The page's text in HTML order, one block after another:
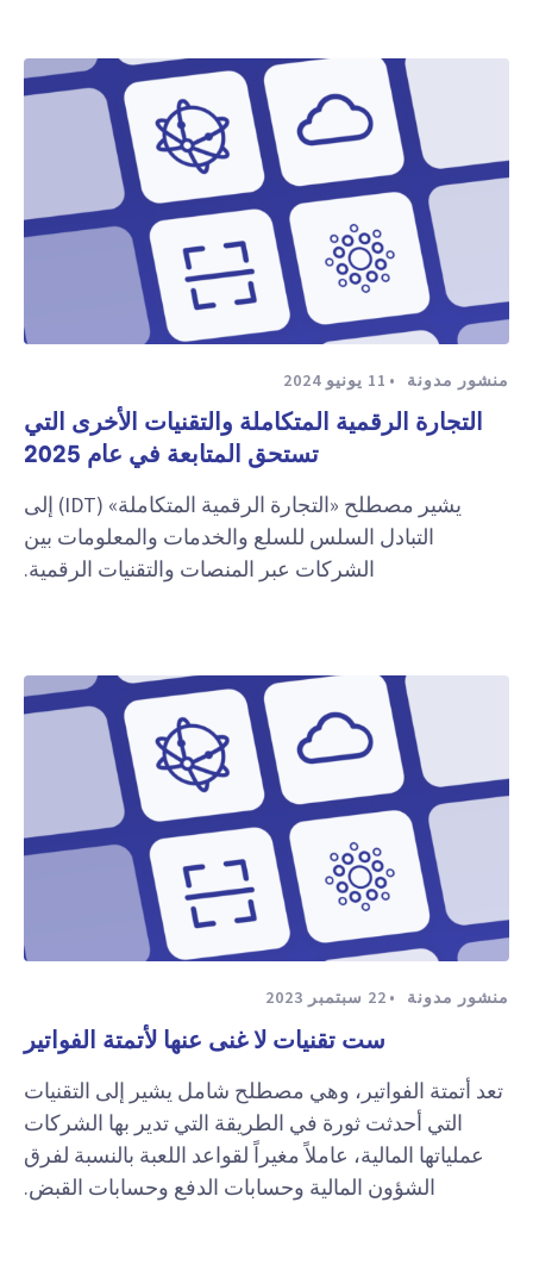
منشور مدونة 11 يونيو 2024
التجارة الرقمية المتكاملة والتقنيات الأخرى التي
تستحق المتابعة في عام 2025
يشير مصطلح «التجارة الرقمية المتكاملة» (IDT) إلى
التبادل السلس للسلع والخدمات والمعلومات بين
الشركات عبر المنصات والتقنيات الرقمية.
منشور مدونة 22 سبتمبر 2023
ست تقنيات لا غنى عنها لأتمتة الفواتير
تعد أتمتة الفواتير، وهي مصطلح شامل يشير إلى التقنيات
التي أحدثت ثورة في الطريقة التي تدير بها الشركات
عملياتها المالية، عاملاً مغيراً لقواعد اللعبة بالنسبة لفرق
الشؤون المالية وحسابات الدفع وحسابات القبض.